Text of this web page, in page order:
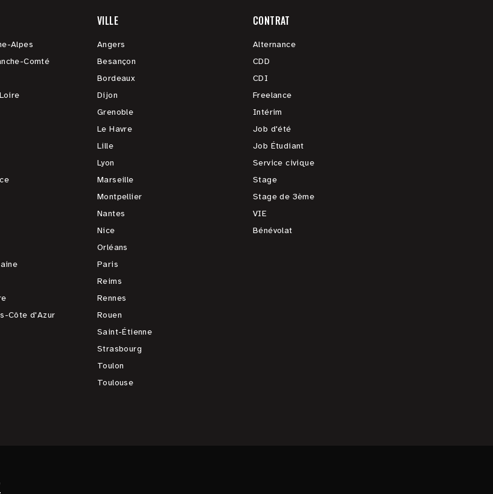
Alpes
Comté
Côte d'Azur
VILLE
Angers
Besançon
Bordeaux
Dijon
Grenoble
Le Havre
Lille
Lyon
Marseille
Montpellier
Nantes
Nice
Orléans
Paris
Reims
Rennes
Rouen
Saint-Étienne
Strasbourg
Toulon
Toulouse
CONTRAT
Alternance
CDD
CDI
Freelance
Intérim
Job d'été
Job Étudiant
Service civique
Stage
Stage de 3ème
VIE
Bénévolat